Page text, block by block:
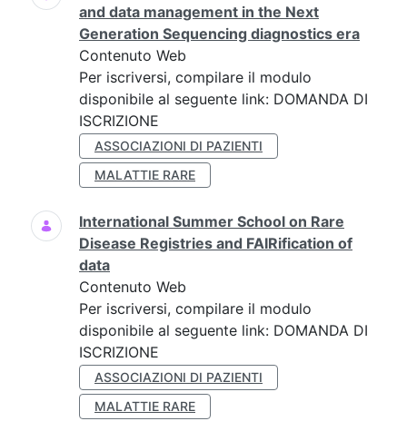
and data management in the Next
Generation Sequencing diagnostics era
Contenuto Web
Per iscriversi, compilare il modulo
disponibile al seguente link: DOMANDA DI
ISCRIZIONE
ASSOCIAZIONI DI PAZIENTI
MALATTIE RARE
International Summer School on Rare
Disease Registries and FAIRification of
data
Contenuto Web
Per iscriversi, compilare il modulo
disponibile al seguente link: DOMANDA DI
ISCRIZIONE
ASSOCIAZIONI DI PAZIENTI
MALATTIE RARE